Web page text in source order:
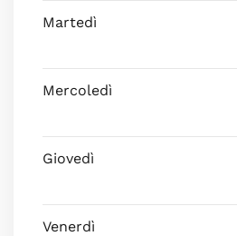
Martedì
Mercoledì
Giovedì
Venerdì